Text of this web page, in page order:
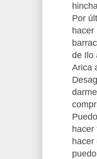
Por
hacer
de Ilo
Arica
hacer
hacer